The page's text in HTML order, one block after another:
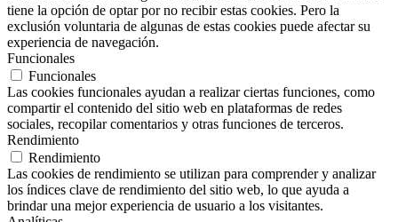
tiene la opción de optar por no recibir estas cookies. Pero la
exclusión voluntaria de algunas de estas cookies puede afectar su
experiencia de navegación.
Funcionales
Funcionales
Las cookies funcionales ayudan a realizar ciertas funciones, como
compartir el contenido del sitio web en plataformas de redes
sociales, recopilar comentarios y otras funciones de terceros.
Rendimiento
Rendimiento
Las cookies de rendimiento se utilizan para comprender y analizar
los índices clave de rendimiento del sitio web, lo que ayuda a
brindar una mejor experiencia de usuario a los visitantes.